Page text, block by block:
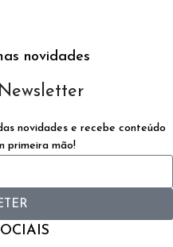
novidades
novidades e recebe conteúdo
primeira mão!